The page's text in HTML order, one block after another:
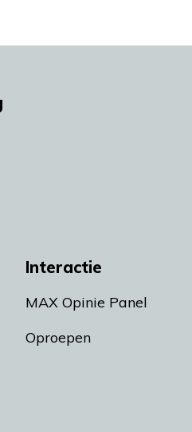
Interactie
MAX Opinie Panel
Oproepen